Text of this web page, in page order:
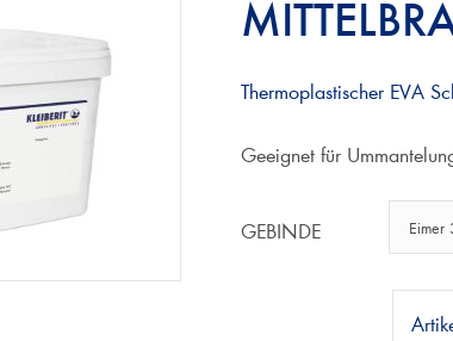
Thermoplastischer EVA
Geeignet für
GEBINDE